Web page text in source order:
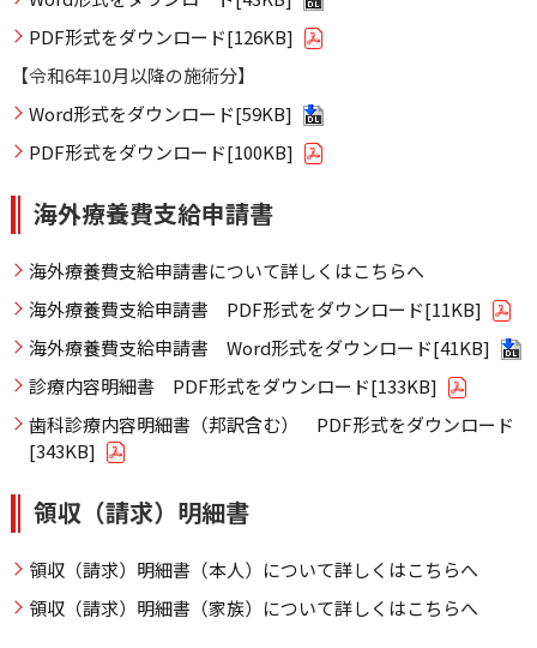
PDF形式をダウンロード[126KB]
【令和6年10月以降の施術分】
Word形式をダウンロード[59KB]
PDF形式をダウンロード[100KB]
海外療養費支給申請書
海外療養費支給申請書について詳しくはこちらへ
海外療養費支給申請書 PDF形式をダウンロード[11KB]
海外療養費支給申請書 Word形式をダウンロード[41KB]
診療内容明細書 PDF形式をダウンロード[133KB]
歯科診療内容明細書（邦訳含む） PDF形式をダウンロード
[343KB]
領収（請求）明細書
領収（請求）明細書（本人）について詳しくはこちらへ
領収（請求）明細書（家族）について詳しくはこちらへ